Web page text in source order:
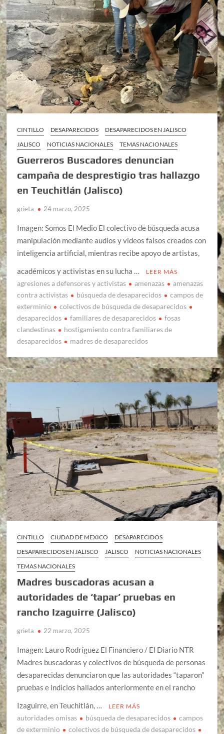
CINTILLO DESAPARECIDOS
DESAPARECIDOS EN JALISCO
JALISCO
NOTICIAS NACIONALES TEMAS NACIONALES
Guerreros Buscadores denuncian
campaña de desprestigio tras hallazgo
en Teuchitlán (Jalisco)
grieta 24 marzo, 2025
Imagen: Somos El Medio El colectivo de búsqueda acusa
manipulación mediante audios y videos falsos creados con
inteligencia artificial, mientras recibe apoyo de artistas,
académicos y activistas en su lucha …
LEER MÁS
agresiones a defensores y activistas amenazas
amenazas
contra activistas
búsqueda de desaparecidos
campos de
exterminio
colectivos de búsqueda de desaparecidos
desaparecidos
familiares de desaparecidos
fosas
clandestinas
hostigamiento contra familiares de
desaparecidos
madres de desaparecidos
CINTILLO CIUDAD DE MEXICO
DESAPARECIDOS
DESAPARECIDOS EN JALISCO
JALISCO
NOTICIAS NACIONALES
TEMAS NACIONALES
Madres buscadoras acusan a
autoridades de ‘tapar’ pruebas en
rancho Izaguirre (Jalisco)
grieta 22 marzo, 2025
Imagen: Lauro Rodríguez El Financiero / El Diario NTR
Madres buscadoras y colectivos de búsqueda de personas
desaparecidas denunciaron que las autoridades “taparon”
pruebas e indicios hallados anteriormente en el rancho
Izaguirre, en Teuchitlán, …
LEER MÁS
autoridades omisas búsqueda de desaparecidos
campos
de exterminio
colectivos de búsqueda de desaparecidos